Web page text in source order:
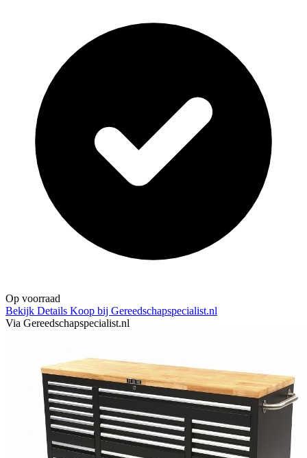
Op voorraad
Bekijk Details Koop bij Gereedschapspecialist.nl
Via Gereedschapspecialist.nl